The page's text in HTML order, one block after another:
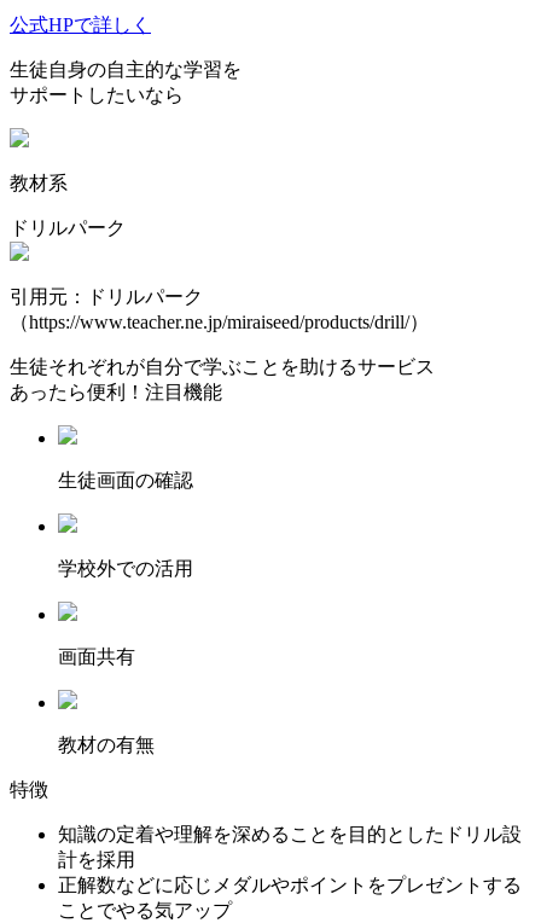
公式HPで詳しく
生徒自身の自主的な学習を
サポートしたいなら
教材系
ドリルパーク
引用元：ドリルパーク
（https://www.teacher.ne.jp/miraiseed/products/drill/）
生徒それぞれが自分で学ぶことを助けるサービス
あったら便利！注目機能
⽣徒画⾯の確認
学校外での活用
画面共有
教材の有無
特徴
知識の定着や理解を深めることを目的としたドリル設
計を採用
正解数などに応じメダルやポイントをプレゼントする
ことでやる気アップ